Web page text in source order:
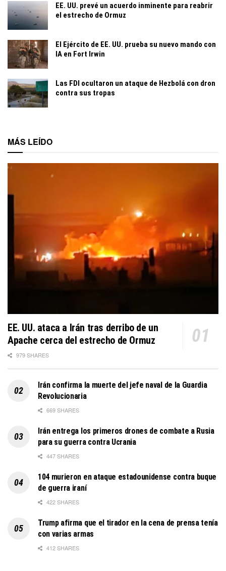
EE. UU. prevé un acuerdo inminente para reabrir
el estrecho de Ormuz
El Ejército de EE. UU. prueba su nuevo mando con
IA en Fort Irwin
Las FDI ocultaron un ataque de Hezbolá con dron
contra sus tropas
MÁS LEÍDO
EE. UU. ataca a Irán tras derribo de un
Apache cerca del estrecho de Ormuz
979 SHARES
Irán confirma la muerte del jefe naval de la Guardia
Revolucionaria
669 SHARES
Irán entrega los primeros drones de combate a Rusia
para su guerra contra Ucrania
447 SHARES
104 murieron en ataque estadounidense contra buque
de guerra iraní
422 SHARES
Trump afirma que el tirador en la cena de prensa tenía
con varias armas
412 SHARES